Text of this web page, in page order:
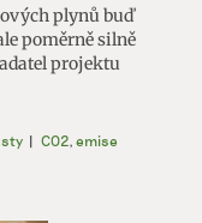
plynů buď
poměrně silně
projektu
| CO2, emise